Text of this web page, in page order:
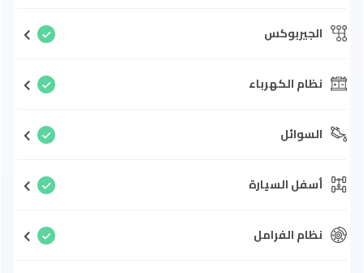
الجيربوكس
نظام الكهرباء
السوائل
أسفل السيارة
نظام الفرامل